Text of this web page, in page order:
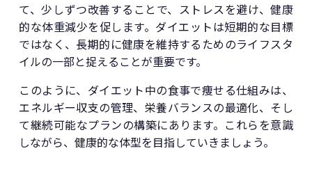
て、少しずつ改善することで、ストレスを避け、健康
的な体重減少を促します。ダイエットは短期的な目標
ではなく、長期的に健康を維持するためのライフスタ
イルの一部と捉えることが重要です。
このように、ダイエット中の食事で痩せる仕組みは、
エネルギー収支の管理、栄養バランスの最適化、そし
て継続可能なプランの構築にあります。これらを意識
しながら、健康的な体型を目指していきましょう。